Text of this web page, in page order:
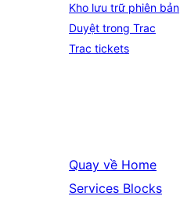
Kho lưu trữ phiên bản
Duyệt trong Trac
Trac tickets
Quay về Home
Services Blocks